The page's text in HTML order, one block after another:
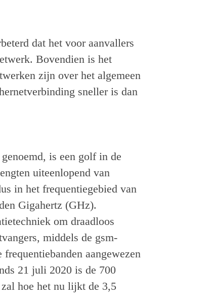
dat het voor aanvallers
Bovendien is het
zijn over het algemeen
sneller is dan
is een golf in de
uiteenlopend van
in het frequentiegebied van
Gigahertz (GHz).
om draadloos
middels de gsm-
aangewezen
21 juli 2020 is de 700
hoe het nu lijkt de 3,5